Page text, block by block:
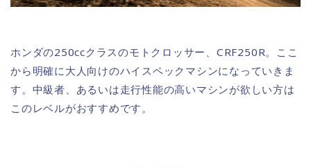
ホンダの250ccクラスのモトクロッサー、CRF250R。ここ
から明確に大人向けのハイスペックマシンになっていきま
す。中級者、あるいは走行性能の高いマシンが欲しい方は
このレベルがおすすめです。